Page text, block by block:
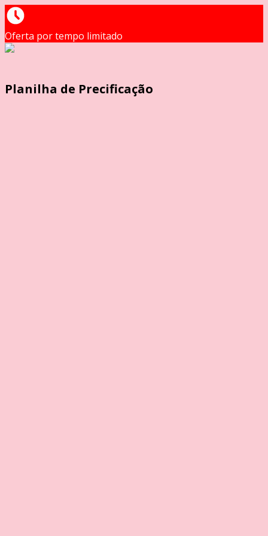
Oferta por tempo limitado
Planilha de Precificação